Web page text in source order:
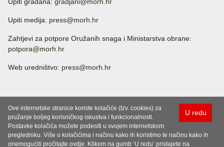
Upiti građana: gradjani@morh.hr
Upiti medija: press@morh.hr
Zahtjevi za potpore Oružanih snaga i Ministarstva obrane:
potpora@morh.hr
Web uredništvo: press@morh.hr
U redu
Ove internetske stranice koriste kolačiće (tzv. cookies) za
pružanje boljeg korisničkog iskustva i funkcionalnosti.
Postavke kolačića možete podesiti u svojem internetskom
pregledniku. Više o kolačićima i načinu kako ih koristimo te načinu kako ih
onemogućiti pročitajte ovdje. Klikom na gumb ‘U redu’ pristajete na